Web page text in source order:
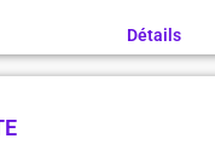
Détails